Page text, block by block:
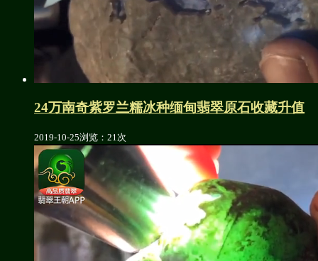
24万南奇紫罗兰糯冰种缅甸翡翠原石收藏升值
2019-10-25浏览：21次